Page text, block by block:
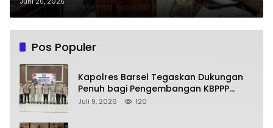
Pos Populer
Kapolres Barsel Tegaskan Dukungan
Penuh bagi Pengembangan KBPPP
Kalimantan Tengah
Juli 9, 2026 120